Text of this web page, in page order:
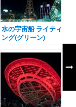
水の宇宙船 ライティ
ング(グリーン)